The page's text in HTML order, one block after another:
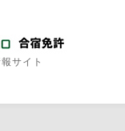
サイト